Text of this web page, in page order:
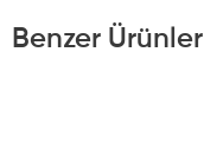
Benzer Ürünler